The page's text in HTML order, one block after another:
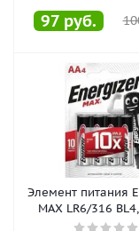
97руб.
Элемент питания
MAX LR6/316